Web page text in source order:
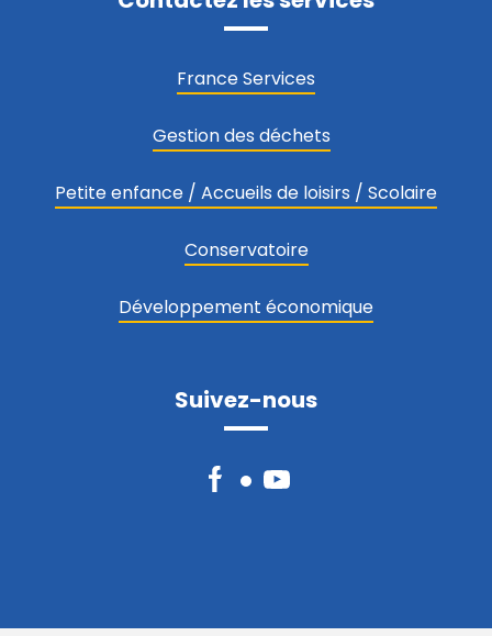
France Services
Gestion des déchets
Petite enfance / Accueils de loisirs / Scolaire
Conservatoire
Développement économique
Suivez-nous
FacebookYouTube